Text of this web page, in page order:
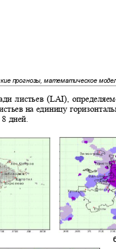
прогнозы, математическое
листьев (LAI),
на единицу
дней.